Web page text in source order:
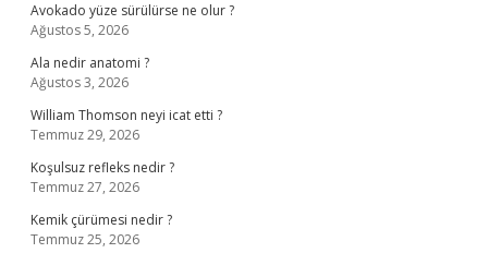
Avokado yüze sürülürse ne olur ?
Ağustos 5, 2026
Ala nedir anatomi ?
Ağustos 3, 2026
William Thomson neyi icat etti ?
Temmuz 29, 2026
Koşulsuz refleks nedir ?
Temmuz 27, 2026
Kemik çürümesi nedir ?
Temmuz 25, 2026